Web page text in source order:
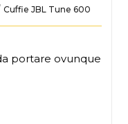
Cuffie JBL Tune 600
portare ovunque